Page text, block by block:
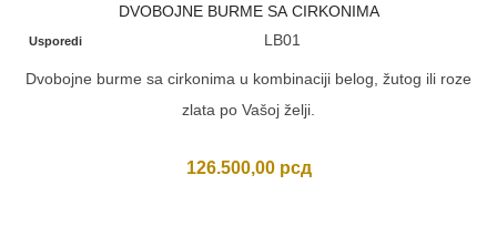
DVOBOJNE BURME SA CIRKONIMA
Usporedi LB01
Dvobojne burme sa cirkonima u kombinaciji belog, žutog ili roze
zlata po Vašoj želji.
126.500,00 рсд